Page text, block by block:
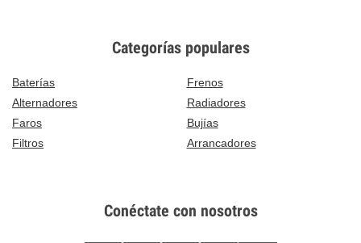
Categorías populares
Baterías
Frenos
Alternadores
Radiadores
Faros
Bujías
Filtros
Arrancadores
Conéctate con nosotros